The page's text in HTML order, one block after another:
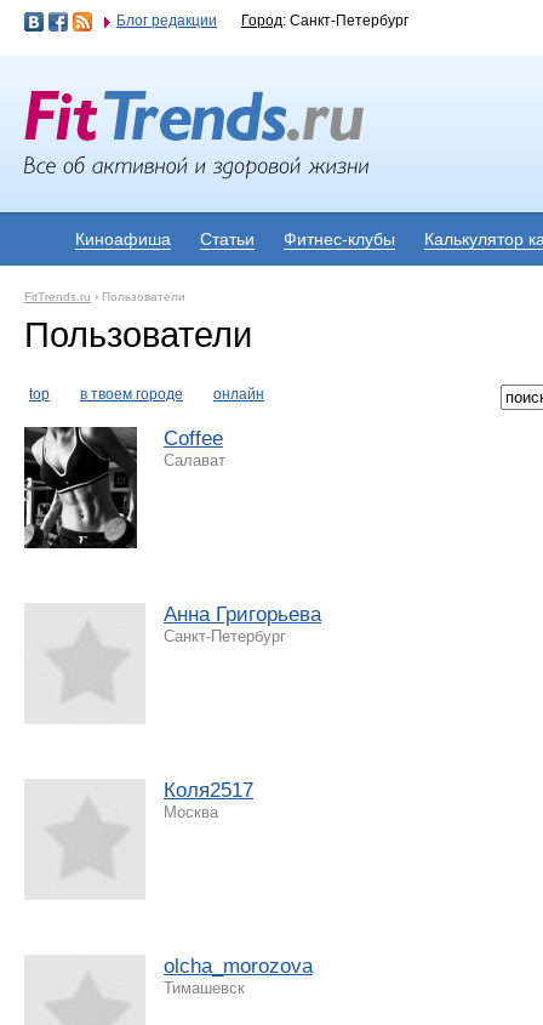
Блог редакции Город: Санкт-Петербург
Киноафиша Статьи Фитнес-клубы Калькулятор
FitTrends.ru › Пользователи
Пользователи
top в твоем городе онлайн
Coffee
Салават
Анна Григорьева
Санкт-Петербург
Коля2517
Москва
olcha_morozova
Тимашевск